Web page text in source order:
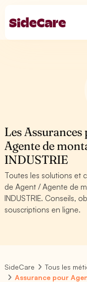
Les
Agente de
INDUSTRIE
Toutes les solutions et
de Agent / Agente de
INDUSTRIE. Conseils,
souscriptions en ligne.
SideCare
Tous les
Assurance pour